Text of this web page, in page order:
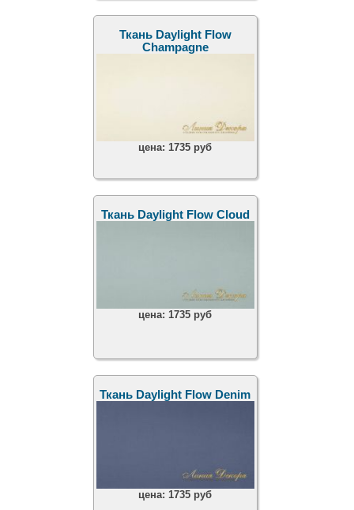
Ткань Daylight Flow
Champagne
цена:1735 руб
Ткань Daylight Flow Cloud
цена:1735 руб
Ткань Daylight Flow Denim
цена:1735 руб